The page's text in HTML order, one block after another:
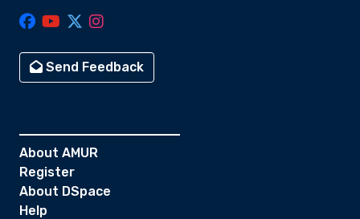
Send Feedback
About AMUR
Register
About DSpace
Help